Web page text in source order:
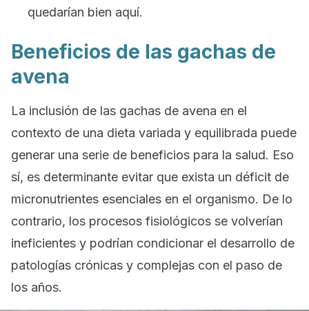
quedarían bien aquí.
Beneficios de las gachas de
avena
La inclusión de las gachas de avena en el
contexto de una dieta variada y equilibrada puede
generar una serie de beneficios para la salud. Eso
sí, es determinante evitar que exista un déficit de
micronutrientes esenciales en el organismo. De lo
contrario, los procesos fisiológicos se volverían
ineficientes y podrían condicionar el desarrollo de
patologías crónicas y complejas con el paso de
los años.